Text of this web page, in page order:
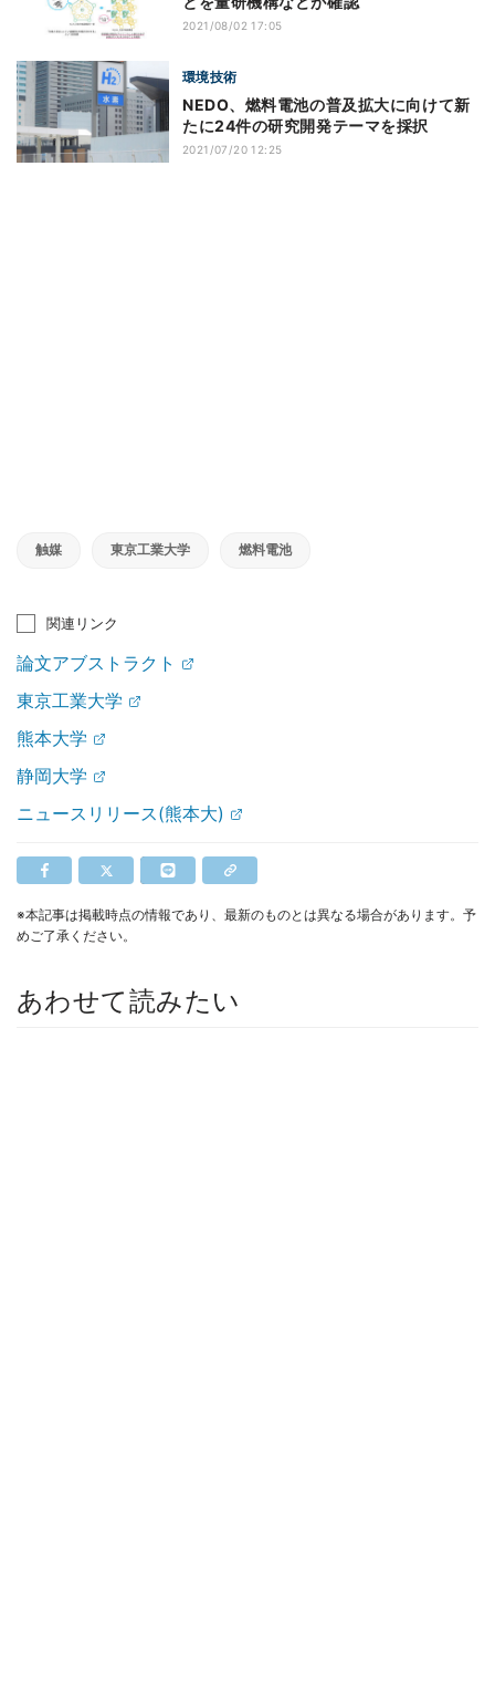
2021/08/02 17:05
環境技術
NEDO、燃料電池の普及拡大に向けて新
たに24件の研究開発テーマを採択
2021/07/20 12:25
触媒 東京工業大学 燃料電池
関連リンク
論文アブストラクト
東京工業大学
熊本大学
静岡大学
ニュースリリース(熊本大)
※本記事は掲載時点の情報であり、最新のものとは異なる場合があります。予
めご了承ください。
あわせて読みたい